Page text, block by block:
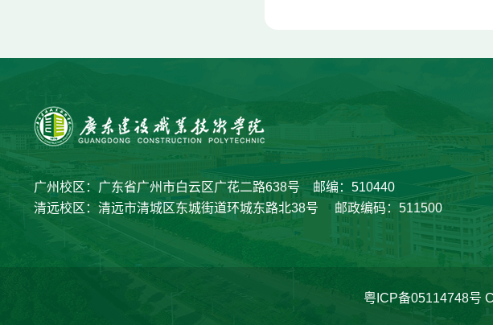
广州校区：广东省广州市白云区广花二路638号 邮编：510440
清远校区：清远市清城区东城街道环城东路北38号 邮政编码：511500
粤ICP备05114748号